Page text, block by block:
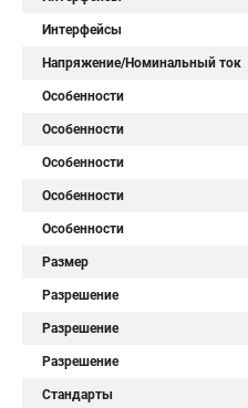
Интерфейсы
Напряжение/Номинальный ток
Особенности
Особенности
Особенности
Особенности
Особенности
Размер
Разрешение
Разрешение
Разрешение
Стандарты